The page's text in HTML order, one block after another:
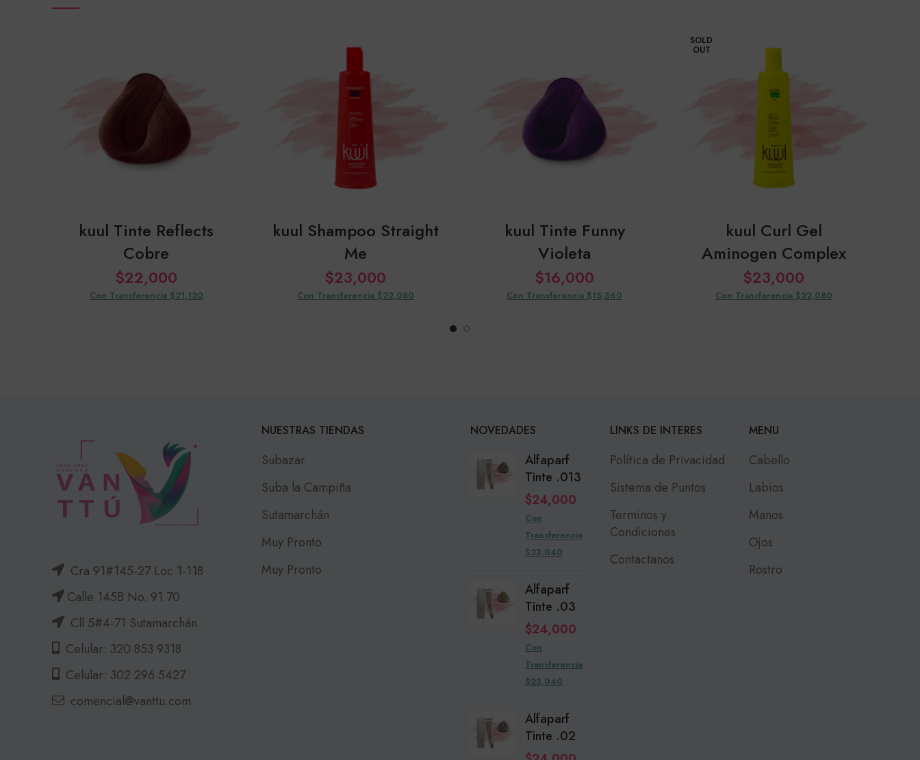
kuul Tinte Reflects
Cobre
$22,000
Con Transferencia $21,120
kuul Shampoo Straight
Me
$23,000
Con Transferencia $22,080
kuul Tinte Funny
Violeta
$16,000
Con Transferencia $15,360
SOLD
OUT
kuul Curl Gel
Aminogen Complex
$23,000
Con Transferencia $22,080
Cra 91#145-27 Loc 1-118
Calle 145B No. 91 70
Cll 5#4-71 Sutamarchán
Celular: 320 853 9318
Celular: 302 296 5427
comencial@vanttu.com
NUESTRAS TIENDAS
Subazar
Suba la Campiña
Sutamarchán
Muy Pronto
Muy Pronto
NOVEDADES
Alfaparf
Tinte .013
$24,000
Con
Transferencia
$23,040
Alfaparf
Tinte .03
$24,000
Con
Transferencia
$23,040
Alfaparf
Tinte .02
LINKS DE INTERES
Política de Privacidad
Sistema de Puntos
Terminos y
Condiciones
Contactanos
MENU
Cabello
Labios
Manos
Ojos
Rostro